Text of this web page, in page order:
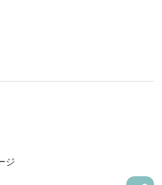
入学が出来ない学校。
てきた…
うじかなで)
ゃう物語です。やらかす
ジ